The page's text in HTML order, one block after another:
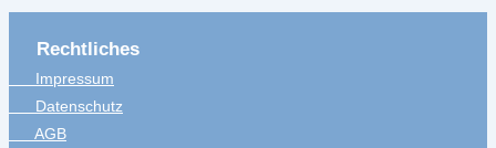
Rechtliches
Impressum
Datenschutz
AGB